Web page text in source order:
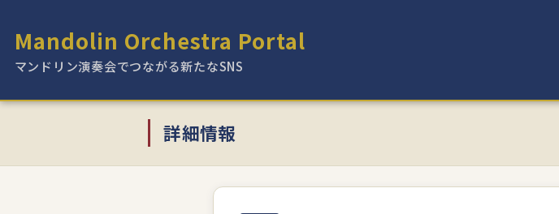
Mandolin Orchestra Portal
マンドリン演奏会でつながる新たなSNS
詳細情報